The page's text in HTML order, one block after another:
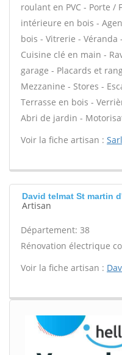
roulant en PVC - Porte /
intérieure en bois -
bois - Vitrerie -
Cuisine clé en main -
garage - Placards et
Mezzanine - Stores -
Terrasse en bois -
Abri de jardin -
Voir la fiche artisan :
David telmat St martin
Artisan
Département: 38
Rénovation électrique
Voir la fiche artisan :